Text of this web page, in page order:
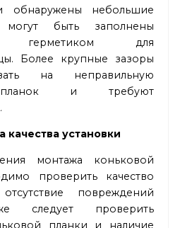
обнаружены небольшие
быть заполнены
герметиком для
Более крупные зазоры
на неправильную
планок и требуют
качества установки
монтажа коньковой
проверить качество
повреждений
следует проверить
планки и наличие